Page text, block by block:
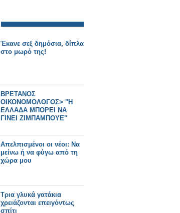
Έκανε σεξ δημόσια, δίπλα
στο μωρό της!
ΒΡΕΤΑΝΟΣ
ΟΙΚΟΝΟΜΟΛΟΓΟΣ> "Η
ΕΛΛΑΔΑ ΜΠΟΡΕΙ ΝΑ
ΓΙΝΕΙ ΖΙΜΠΑΜΠΟΥΕ"
Απελπισμένοι οι νέοι: Να
μείνω ή να φύγω από τη
χώρα μου
Tρια γλυκά γατάκια
χρειάζονται επειγόντως
σπίτι